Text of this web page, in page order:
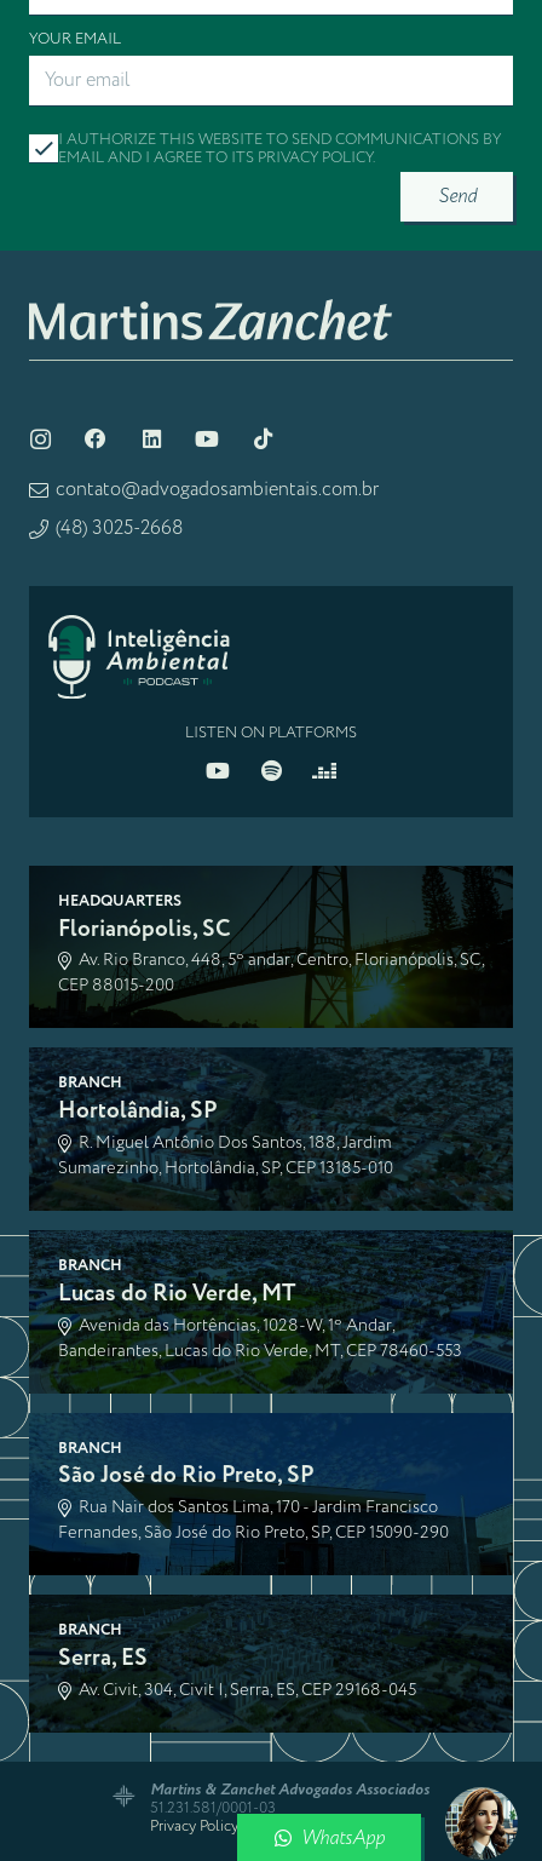
YOUR EMAIL
I AUTHORIZE THIS WEBSITE TO SEND COMMUNICATIONS BY
EMAIL AND I AGREE TO ITS PRIVACY POLICY.
Send
contato@advogadosambientais.com.br
(48) 3025-2668
LISTEN ON PLATFORMS
HEADQUARTERS
Florianópolis, SC
Av. Rio Branco, 448, 5º andar, Centro, Florianópolis, SC,
CEP 88015-200
BRANCH
Hortolândia, SP
R. Miguel Antônio Dos Santos, 188, Jardim
Sumarezinho, Hortolândia, SP, CEP 13185-010
BRANCH
Lucas do Rio Verde, MT
Avenida das Hortências, 1028-W, 1º Andar,
Bandeirantes, Lucas do Rio Verde, MT, CEP 78460-553
BRANCH
São José do Rio Preto, SP
Rua Nair dos Santos Lima, 170 - Jardim Francisco
Fernandes, São José do Rio Preto, SP, CEP 15090-290
BRANCH
Serra, ES
Av. Civit, 304, Civit I, Serra, ES, CEP 29168-045
Martins & Zanchet Advogados Associados
51.231.581/0001-03
Privacy Policy | site por wjk marketing
WhatsApp